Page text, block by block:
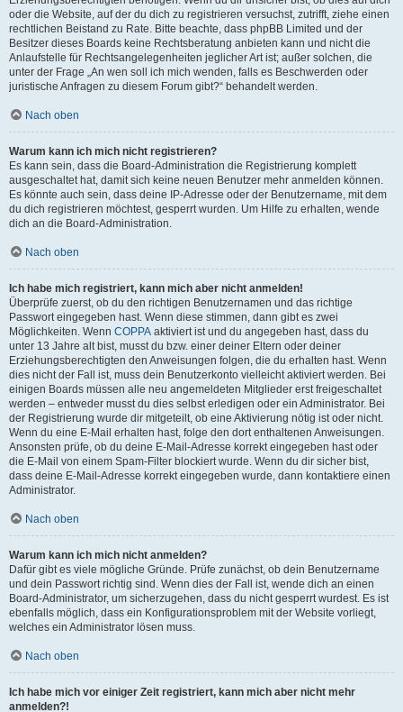
oder die Website, auf der du dich zu registrieren versuchst, zutrifft, ziehe einen
rechtlichen Beistand zu Rate. Bitte beachte, dass phpBB Limited und der
Besitzer dieses Boards keine Rechtsberatung anbieten kann und nicht die
Anlaufstelle für Rechtsangelegenheiten jeglicher Art ist; außer solchen, die
unter der Frage „An wen soll ich mich wenden, falls es Beschwerden oder
juristische Anfragen zu diesem Forum gibt?“ behandelt werden.
Nach oben
Warum kann ich mich nicht registrieren?
Es kann sein, dass die Board-Administration die Registrierung komplett
ausgeschaltet hat, damit sich keine neuen Benutzer mehr anmelden können.
Es könnte auch sein, dass deine IP-Adresse oder der Benutzername, mit dem
du dich registrieren möchtest, gesperrt wurden. Um Hilfe zu erhalten, wende
dich an die Board-Administration.
Nach oben
Ich habe mich registriert, kann mich aber nicht anmelden!
Überprüfe zuerst, ob du den richtigen Benutzernamen und das richtige
Passwort eingegeben hast. Wenn diese stimmen, dann gibt es zwei
Möglichkeiten. Wenn COPPA aktiviert ist und du angegeben hast, dass du
unter 13 Jahre alt bist, musst du bzw. einer deiner Eltern oder deiner
Erziehungsberechtigten den Anweisungen folgen, die du erhalten hast. Wenn
dies nicht der Fall ist, muss dein Benutzerkonto vielleicht aktiviert werden. Bei
einigen Boards müssen alle neu angemeldeten Mitglieder erst freigeschaltet
werden – entweder musst du dies selbst erledigen oder ein Administrator. Bei
der Registrierung wurde dir mitgeteilt, ob eine Aktivierung nötig ist oder nicht.
Wenn du eine E-Mail erhalten hast, folge den dort enthaltenen Anweisungen.
Ansonsten prüfe, ob du deine E-Mail-Adresse korrekt eingegeben hast oder
die E-Mail von einem Spam-Filter blockiert wurde. Wenn du dir sicher bist,
dass deine E-Mail-Adresse korrekt eingegeben wurde, dann kontaktiere einen
Administrator.
Nach oben
Warum kann ich mich nicht anmelden?
Dafür gibt es viele mögliche Gründe. Prüfe zunächst, ob dein Benutzername
und dein Passwort richtig sind. Wenn dies der Fall ist, wende dich an einen
Board-Administrator, um sicherzugehen, dass du nicht gesperrt wurdest. Es ist
ebenfalls möglich, dass ein Konfigurationsproblem mit der Website vorliegt,
welches ein Administrator lösen muss.
Nach oben
Ich habe mich vor einiger Zeit registriert, kann mich aber nicht mehr
anmelden?!